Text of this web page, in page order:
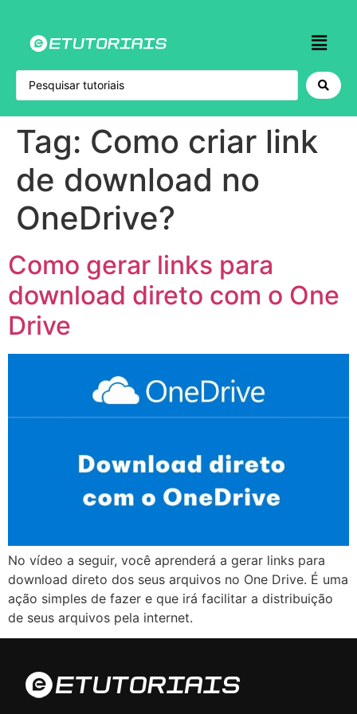
Tag: Como criar link
de download no
OneDrive?
Como gerar links para
download direto com o One
Drive
No vídeo a seguir, você aprenderá a gerar links para
download direto dos seus arquivos no One Drive. É uma
ação simples de fazer e que irá facilitar a distribuição
de seus arquivos pela internet.